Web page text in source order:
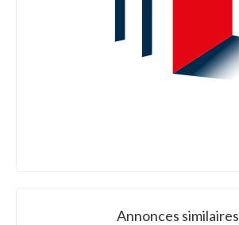
Annonces similaires